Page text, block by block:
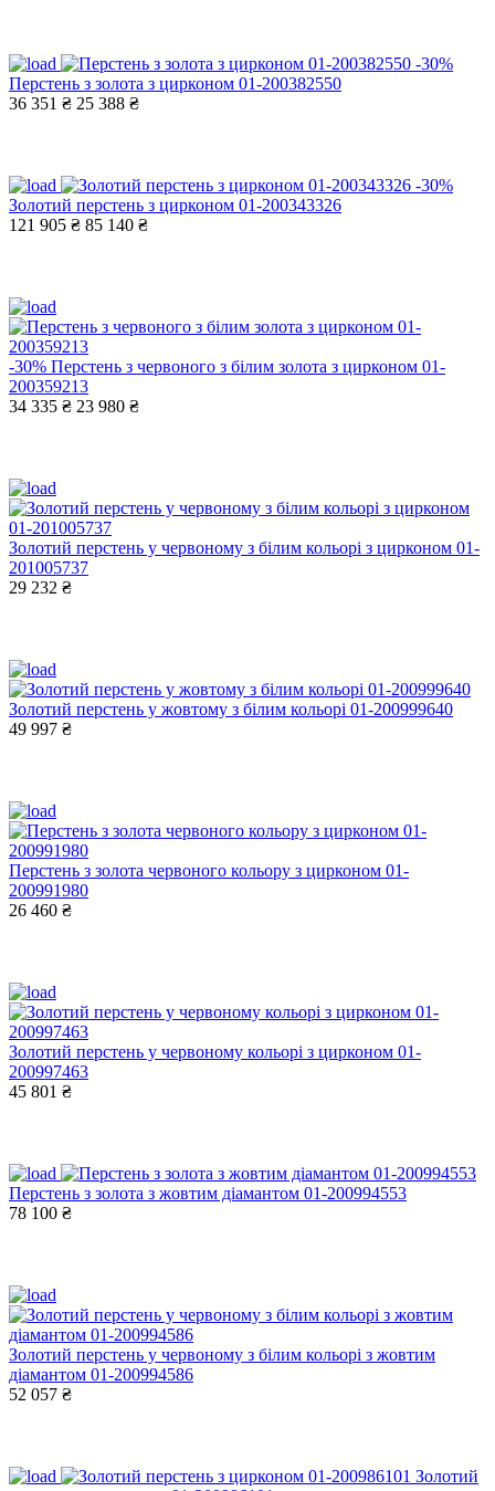
-30%
Перстень з золота з цирконом 01-200382550
36 351 ₴ 25 388 ₴
-30%
Золотий перстень з цирконом 01-200343326
121 905 ₴ 85 140 ₴
-30% Перстень з червоного з білим золота з цирконом 01-
200359213
34 335 ₴ 23 980 ₴
Золотий перстень у червоному з білим кольорі з цирконом 01-
201005737
29 232 ₴
Золотий перстень у жовтому з білим кольорі 01-200999640
49 997 ₴
Перстень з золота червоного кольору з цирконом 01-
200991980
26 460 ₴
Золотий перстень у червоному кольорі з цирконом 01-
200997463
45 801 ₴
Перстень з золота з жовтим діамантом 01-200994553
78 100 ₴
Золотий перстень у червоному з білим кольорі з жовтим
діамантом 01-200994586
52 057 ₴
Золотий